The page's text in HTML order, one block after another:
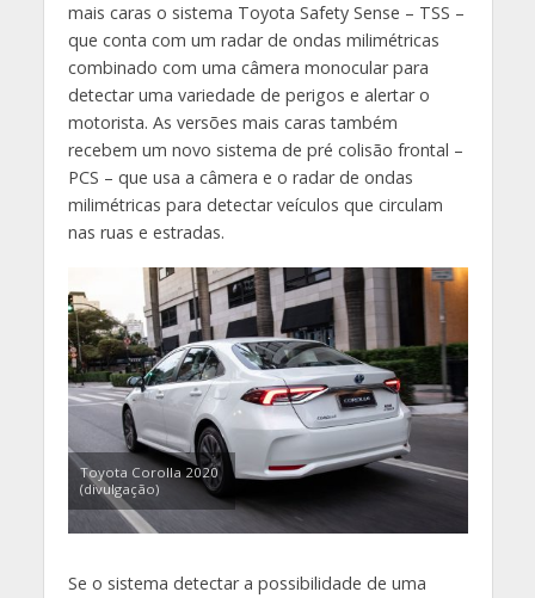
mais caras o sistema Toyota Safety Sense – TSS –
que conta com um radar de ondas milimétricas
combinado com uma câmera monocular para
detectar uma variedade de perigos e alertar o
motorista. As versões mais caras também
recebem um novo sistema de pré colisão frontal –
PCS – que usa a câmera e o radar de ondas
milimétricas para detectar veículos que circulam
nas ruas e estradas.
Toyota Corolla 2020
(divulgação)
Se o sistema detectar a possibilidade de uma